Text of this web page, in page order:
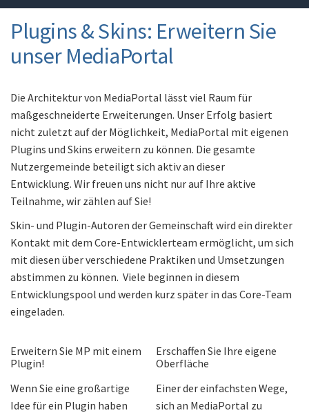
Plugins & Skins: Erweitern Sie
unser MediaPortal
Die Architektur von MediaPortal lässt viel Raum für
maßgeschneiderte Erweiterungen. Unser Erfolg basiert
nicht zuletzt auf der Möglichkeit, MediaPortal mit eigenen
Plugins und Skins erweitern zu können. Die gesamte
Nutzergemeinde beteiligt sich aktiv an dieser
Entwicklung. Wir freuen uns nicht nur auf Ihre aktive
Teilnahme, wir zählen auf Sie!
Skin- und Plugin-Autoren der Gemeinschaft wird ein direkter
Kontakt mit dem Core-Entwicklerteam ermöglicht, um sich
mit diesen über verschiedene Praktiken und Umsetzungen
abstimmen zu können. Viele beginnen in diesem
Entwicklungspool und werden kurz später in das Core-Team
eingeladen.
Erweitern Sie MP mit einem
Plugin!
Wenn Sie eine großartige
Idee für ein Plugin haben
Erschaffen Sie Ihre eigene
Oberfläche
Einer der einfachsten Wege,
sich an MediaPortal zu